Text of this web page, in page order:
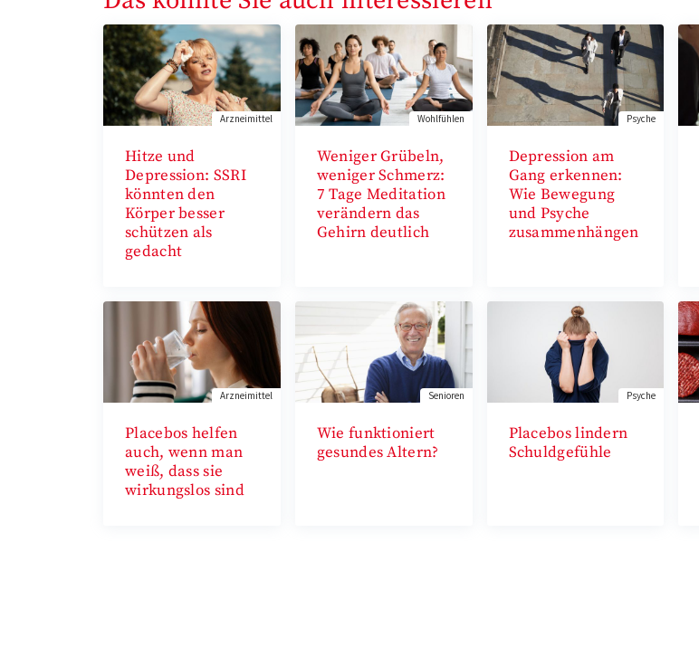
Arzneimittel
Hitze und
Depression: SSRI
könnten den
Körper besser
schützen als
gedacht
Wohlfühlen
Weniger Grübeln,
weniger Schmerz:
7 Tage Meditation
verändern das
Gehirn deutlich
Psyche
Depression am
Gang erkennen:
Wie Bewegung
und Psyche
zusammenhängen
Arzneimittel
Placebos helfen
auch, wenn man
weiß, dass sie
wirkungslos sind
Senioren
Wie funktioniert
gesundes Altern?
Psyche
Placebos lindern
Schuldgefühle